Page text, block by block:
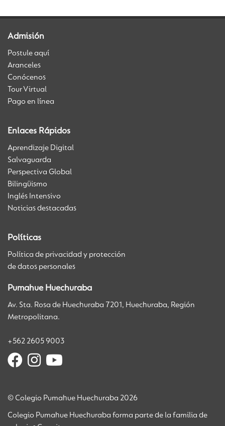
Admisión
Postule aquí
Aranceles
Conócenos
Tour Virtual
Pago en línea
Enlaces Rápidos
Aprendizaje Digital
Salvaguarda
Perspectiva Global
Bilingüismo
Inglés Intensivo
Noticias destacadas
Políticas
Política de privacidad y protección
de datos personales
Pumahue Huechuraba
Av. Sta. Rosa de Huechuraba 7201, Huechuraba, Región
Metropolitana.
+562 2605 9003
© Colegio Pumahue Huechuraba 2026
Colegio Pumahue Huechuraba forma parte de la familia de